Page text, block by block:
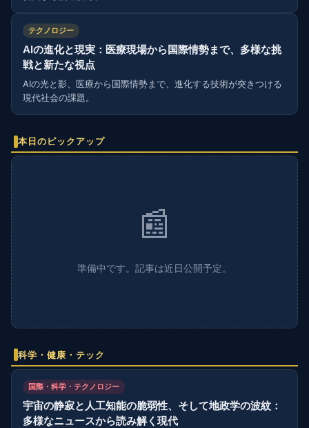
テクノロジー
AIの進化と現実：医療現場から国際情勢まで、多様な挑
戦と新たな視点
AIの光と影、医療から国際情勢まで、進化する技術が突きつける
現代社会の課題。
本日のピックアップ
📰
準備中です。記事は近日公開予定。
科学・健康・テック
国際・科学・テクノロジー
宇宙の静寂と人工知能の脆弱性、そして地政学の波紋：
多様なニュースから読み解く現代